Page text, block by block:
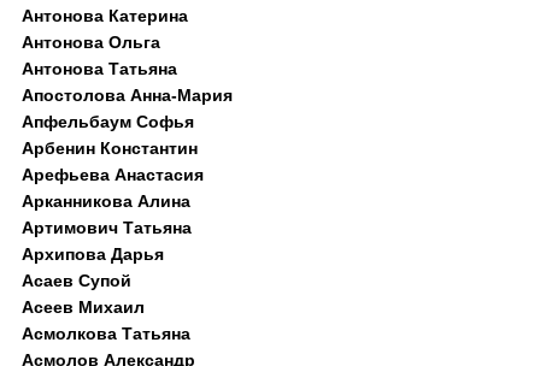
Антонова Катерина
Антонова Ольга
Антонова Татьяна
Апостолова Анна-Мария
Апфельбаум Софья
Арбенин Константин
Арефьева Анастасия
Арканникова Алина
Артимович Татьяна
Архипова Дарья
Асаев Супой
Асеев Михаил
Асмолкова Татьяна
Асмолов Александр